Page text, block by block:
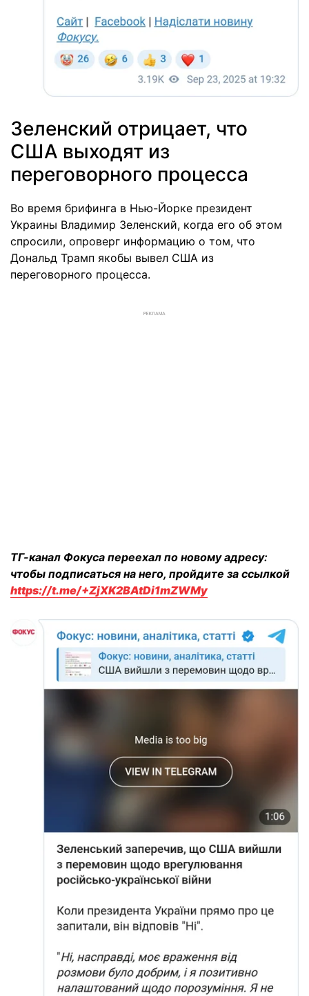
Зеленский отрицает, что
США выходят из
переговорного процесса
Во время брифинга в Нью-Йорке президент
Украины Владимир Зеленский, когда его об этом
спросили, опроверг информацию о том, что
Дональд Трамп якобы вывел США из
переговорного процесса.
РЕКЛАМА
ТГ-канал Фокуса переехал по новому адресу:
чтобы подписаться на него, пройдите за ссылкой
https://t.me/+ZjXK2BAtDi1mZWMy